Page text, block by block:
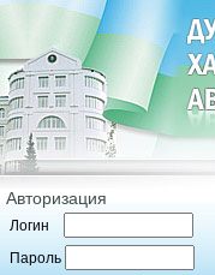
Авторизация
Логин
Пароль